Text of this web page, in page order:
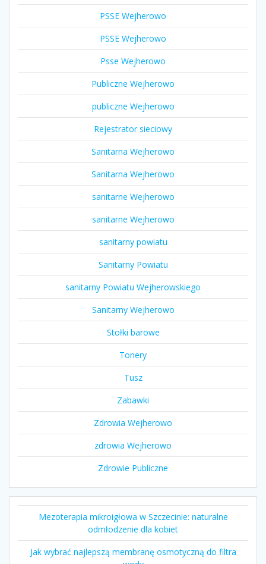
PSSE Wejherowo
PSSE Wejherowo
Psse Wejherowo
Publiczne Wejherowo
publiczne Wejherowo
Rejestrator sieciowy
Sanitarna Wejherowo
Sanitarna Wejherowo
sanitarne Wejherowo
sanitarne Wejherowo
sanitarny powiatu
Sanitarny Powiatu
sanitarny Powiatu Wejherowskiego
Sanitarny Wejherowo
Stołki barowe
Tonery
Tusz
Zabawki
Zdrowia Wejherowo
zdrowia Wejherowo
Zdrowie Publiczne
Mezoterapia mikroigłowa w Szczecinie: naturalne
odmłodzenie dla kobiet
Jak wybrać najlepszą membranę osmotyczną do filtra